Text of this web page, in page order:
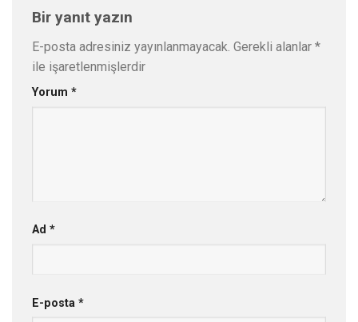
Bir yanıt yazın
E-posta adresiniz yayınlanmayacak. Gerekli alanlar *
ile işaretlenmişlerdir
Yorum *
Ad *
E-posta *